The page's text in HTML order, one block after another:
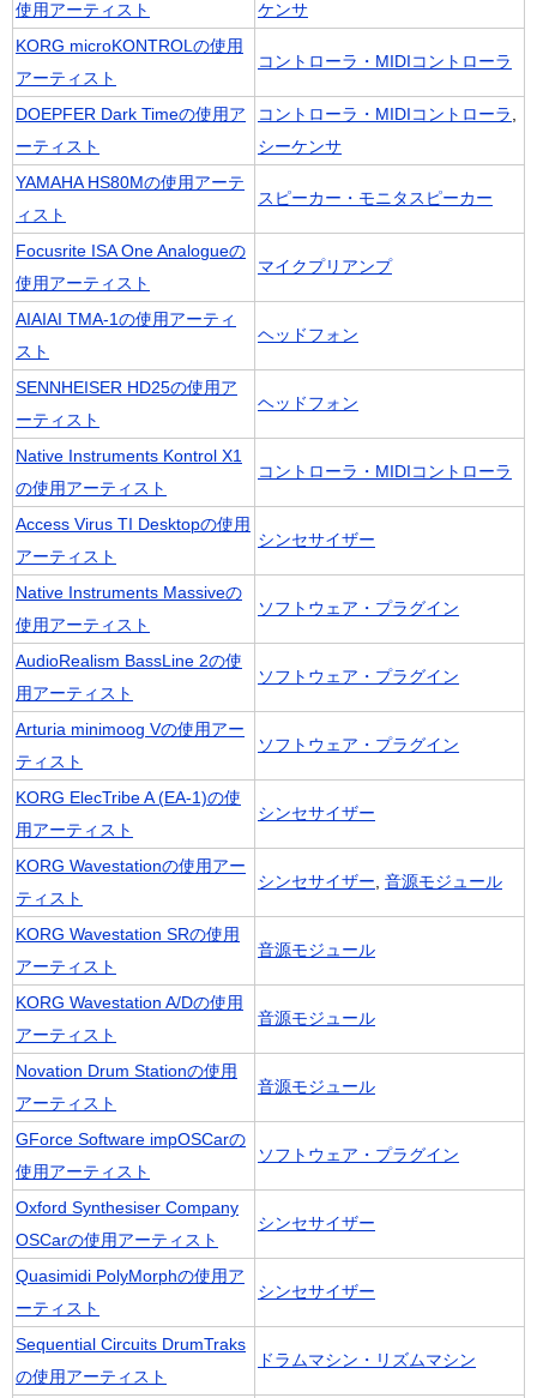
使用アーティスト
ケンサ
KORG microKONTROLの使用
アーティスト
コントローラ・MIDIコントローラ
DOEPFER Dark Timeの使用ア
ーティスト
コントローラ・MIDIコントローラ ,
シーケンサ
YAMAHA HS80Mの使用アーテ
ィスト
スピーカー・モニタスピーカー
Focusrite ISA One Analogueの
使用アーティスト
マイクプリアンプ
AIAIAI TMA-1の使用アーティ
スト
ヘッドフォン
SENNHEISER HD25の使用ア
ーティスト
ヘッドフォン
Native Instruments Kontrol X1
の使用アーティスト
コントローラ・MIDIコントローラ
Access Virus TI Desktopの使用
アーティスト
シンセサイザー
Native Instruments Massiveの
使用アーティスト
ソフトウェア・プラグイン
AudioRealism BassLine 2の使
用アーティスト
ソフトウェア・プラグイン
Arturia minimoog Vの使用アー
ティスト
ソフトウェア・プラグイン
KORG ElecTribe A (EA-1)の使
用アーティスト
シンセサイザー
KORG Wavestationの使用アー
ティスト
シンセサイザー, 音源モジュール
KORG Wavestation SRの使用
アーティスト
音源モジュール
KORG Wavestation A/Dの使用
アーティスト
音源モジュール
Novation Drum Stationの使用
アーティスト
音源モジュール
GForce Software impOSCarの
使用アーティスト
ソフトウェア・プラグイン
Oxford Synthesiser Company
OSCarの使用アーティスト
シンセサイザー
Quasimidi PolyMorphの使用ア
ーティスト
シンセサイザー
Sequential Circuits DrumTraks
の使用アーティスト
ドラムマシン・リズムマシン